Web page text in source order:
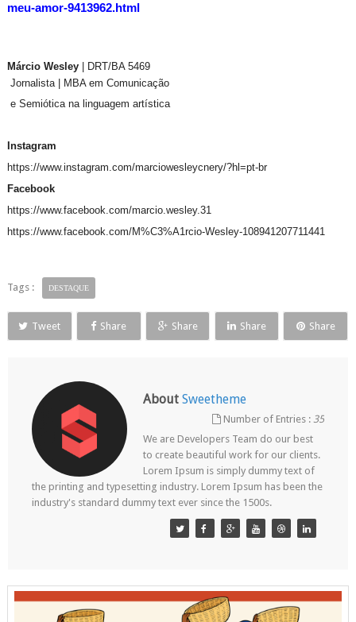
meu-amor-9413962.html
Márcio Wesley| DRT/BA 5469
Jornalista |
MBA em Comunicação
e Semiótica na linguagem artística
Instagram
https://www.instagram.com/marciowesleycnery/?hl=pt-br
Facebook
https://www.facebook.com/marcio.wesley.31
https://www.facebook.com/M%C3%A1rcio-Wesley-108941207711441
Tags : DESTAQUE
Tweet Share Share Share Share
About Sweetheme
Number of Entries :35
We are Developers Team do our best
to create beautiful work for our clients.
Lorem Ipsum is simply dummy text of
the printing and typesetting industry. Lorem Ipsum has been the
industry's standard dummy text ever since the 1500s.